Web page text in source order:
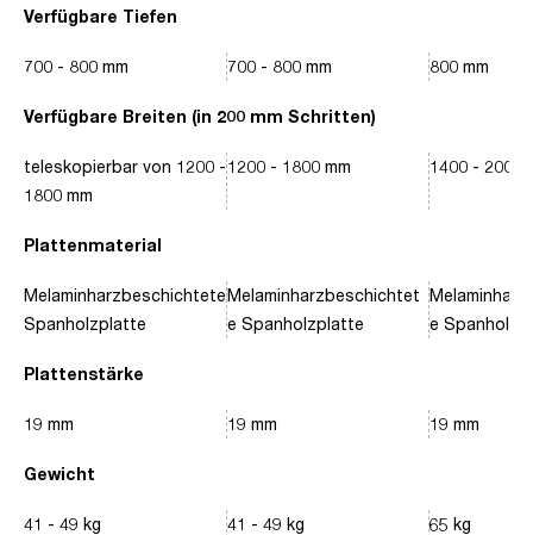
Verfügbare Tiefen
Verfügbare Breiten (in 200 mm Schritten)
Plattenmaterial
Plattenstärke
Gewicht
700 - 800 mm
teleskopierbar von 1200 -
1800 mm
Melaminharzbeschichtete
Spanholzplatte
19 mm
41 - 49 kg
700 - 800 mm
1200 - 1800 mm
Melaminharzbeschichtet
e Spanholzplatte
19 mm
41 - 49 kg
800 mm
1400 - 2000
e
19 mm
65 kg